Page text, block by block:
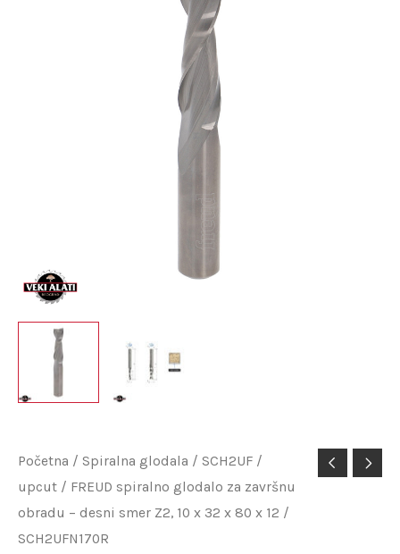
Početna / Spiralna glodala / SCH2UF /
upcut / FREUD spiralno glodalo za završnu
obradu – desni smer Z2, 10 x 32 x 80 x 12 /
SCH2UFN170R
FREUD
spiralno
glodalo
za